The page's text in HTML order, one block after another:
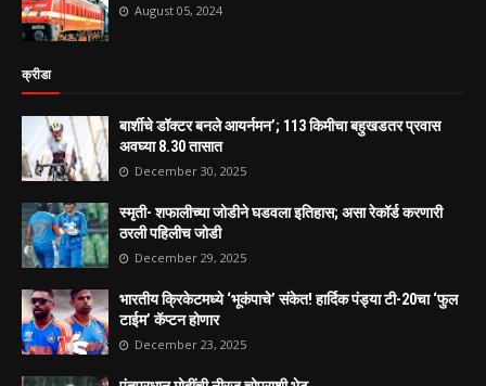
August 05, 2024
क्रीडा
बार्शीचे डॉक्टर बनले आयर्नमन’; 113 किमीचा बहुखडतर प्रवास
अवघ्या 8.30 तासात
December 30, 2025
स्मृती- शफालीच्या जोडीने घडवला इतिहास; असा रेकॉर्ड करणारी
ठरली पहिलीच जोडी
December 29, 2025
भारतीय क्रिकेटमध्ये ‘भूकंपाचे’ संकेत! हार्दिक पंड्या टी-20चा ‘फुल
टाईम’ कॅप्टन होणार
December 23, 2025